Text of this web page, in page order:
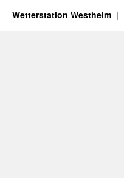
Wetterstation Westheim